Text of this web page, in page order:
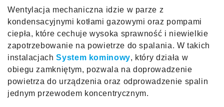
Wentylacja mechaniczna idzie w parze z
kondensacyjnymi kotłami gazowymi oraz pompami
ciepła, które cechuje wysoka sprawność i niewielkie
zapotrzebowanie na powietrze do spalania. W takich
instalacjachSystem kominowy, który działa w
obiegu zamkniętym, pozwala na doprowadzenie
powietrza do urządzenia oraz odprowadzenie spalin
jednym przewodem koncentrycznym.